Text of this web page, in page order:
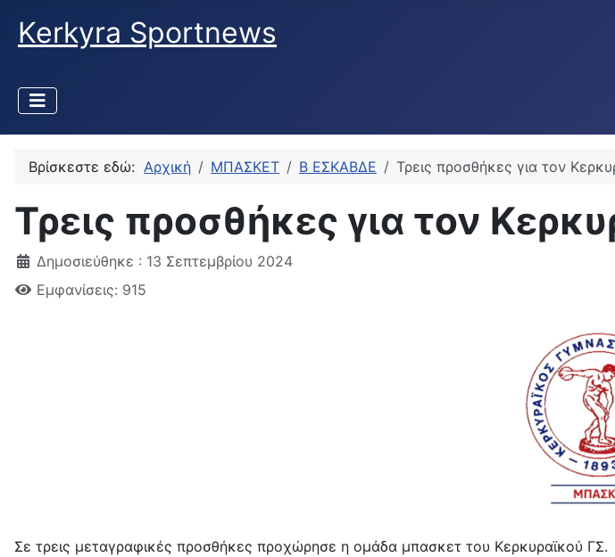
Kerkyra Sportnews
Βρίσκεστε εδώ: Αρχική ΜΠΑΣΚΕΤ Β ΕΣΚΑΒΔΕ Τρεις προσθήκες για τον
Τρεις προσθήκες για τον
Δημοσιεύθηκε : 13 Σεπτεμβρίου 2024
Εμφανίσεις: 915
Σε τρεις μεταγραφικές προσθήκες προχώρησε η ομάδα μπασκετ του Κερκυραϊκού ΓΣ.